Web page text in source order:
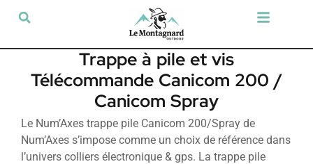
Trappe à pile et vis
Télécommande Canicom 200 /
Canicom Spray
Le Num’Axes trappe pile Canicom 200/Spray de
Num’Axes s’impose comme un choix de référence dans
l’univers colliers électronique & gps. La trappe pile